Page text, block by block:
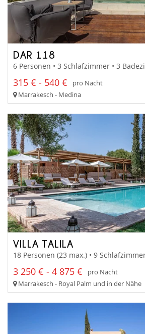
DAR 118
6 Personen • 3 Schlafzimmer • 3
315 € - 540 €
pro Nacht
Marrakesch - Medina
VILLA TALILA
18 Personen (23 max.) • 9
3 250 € - 4 875 €
pro Nacht
Marrakesch - Royal Palm und in der Nähe